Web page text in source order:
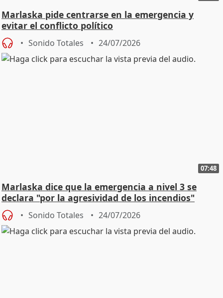
Marlaska pide centrarse en la emergencia y
evitar el conflicto político
Sonido Totales 24/07/2026
07:48
Marlaska dice que la emergencia a nivel 3 se
declara "por la agresividad de los incendios"
Sonido Totales 24/07/2026